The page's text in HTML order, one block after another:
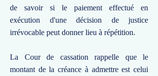
de savoir si le paiement effectué en
exécution d'une décision de justice
irrévocable peut donner lieu à répétition.
La Cour de cassation rappelle que le
montant de la créance à admettre est celui